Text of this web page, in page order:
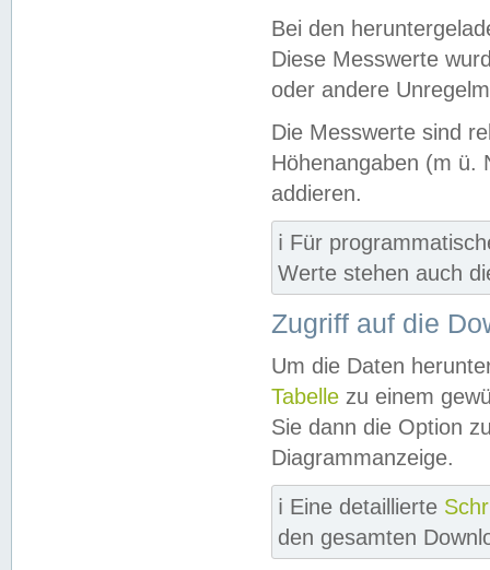
Bei den
Diese Messwerte
oder andere
Die Messwerte sind
Höhenangaben (m ü.
addieren.
ℹ️ Für
Werte stehen auch
Zugriff auf die
Um die Daten
Tabelle zu einem
Sie dann die Option
Diagrammanzeige.
ℹ️ Eine detaillierte
den gesamten